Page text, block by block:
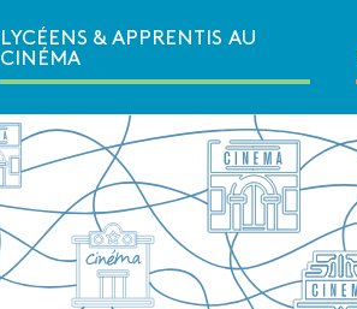
LYCÉENS & APPRENTIS AU
CINÉMAOuvrir la navigation